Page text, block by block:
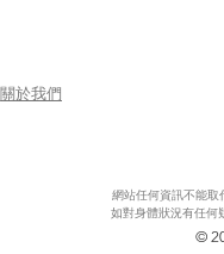
關於我們
網站任何資訊不能取
如對身體狀況有任何
©